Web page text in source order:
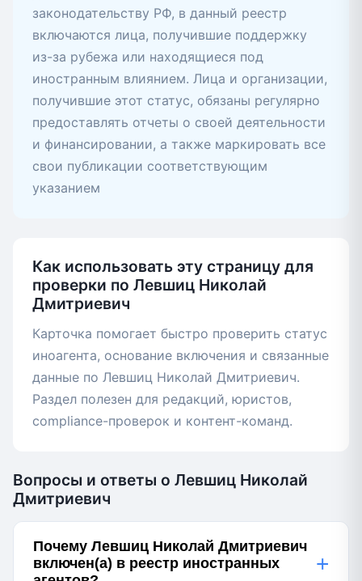
законодательству РФ, в данный реестр
включаются лица, получившие поддержку
из-за рубежа или находящиеся под
иностранным влиянием. Лица и организации,
получившие этот статус, обязаны регулярно
предоставлять отчеты о своей деятельности
и финансировании, а также маркировать все
свои публикации соответствующим
указанием
Как использовать эту страницу для
проверки по Левшиц Николай
Дмитриевич
Карточка помогает быстро проверить статус
иноагента, основание включения и связанные
данные по Левшиц Николай Дмитриевич.
Раздел полезен для редакций, юристов,
compliance-проверок и контент-команд.
Вопросы и ответы о Левшиц Николай
Дмитриевич
Почему Левшиц Николай Дмитриевич
включен(а) в реестр иностранных
+